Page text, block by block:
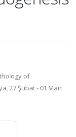
of
27 Şubat - 01 Mart